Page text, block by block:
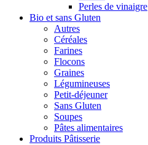
Perles de vinaigre
Bio et sans Gluten
Autres
Céréales
Farines
Flocons
Graines
Légumineuses
Petit-déjeuner
Sans Gluten
Soupes
Pâtes alimentaires
Produits Pâtisserie